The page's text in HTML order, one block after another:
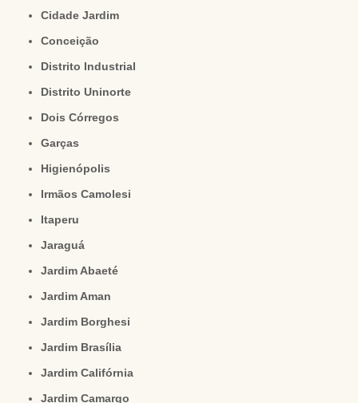
Cidade Jardim
Conceição
Distrito Industrial
Distrito Uninorte
Dois Córregos
Garças
Higienópolis
Irmãos Camolesi
Itaperu
Jaraguá
Jardim Abaeté
Jardim Aman
Jardim Borghesi
Jardim Brasília
Jardim Califórnia
Jardim Camargo